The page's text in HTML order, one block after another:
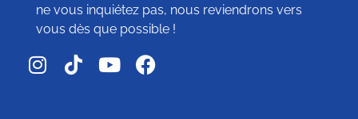
ne vous inquiétez pas, nous reviendrons vers
vous dès que possible !